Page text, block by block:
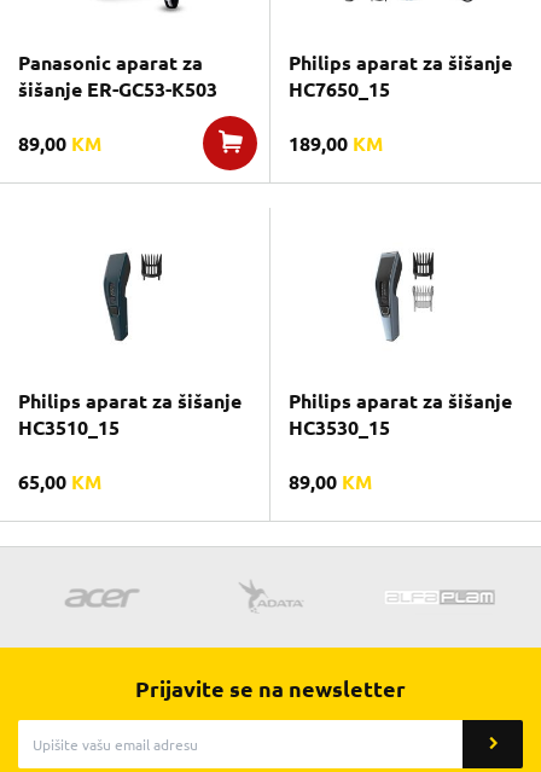
Panasonic aparat za
šišanje ER-GC53-K503
89,00 KM
Philips aparat za šišanje
HC7650_15
189,00 KM
Philips aparat za šišanje
HC3510_15
65,00 KM
Philips aparat za šišanje
HC3530_15
89,00 KM
Prijavite se na newsletter